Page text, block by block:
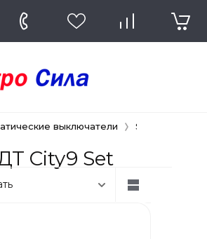
выключатели Systeme
City9 Set